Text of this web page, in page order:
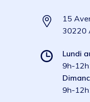
15
30220
Lundi
9h-
9h-